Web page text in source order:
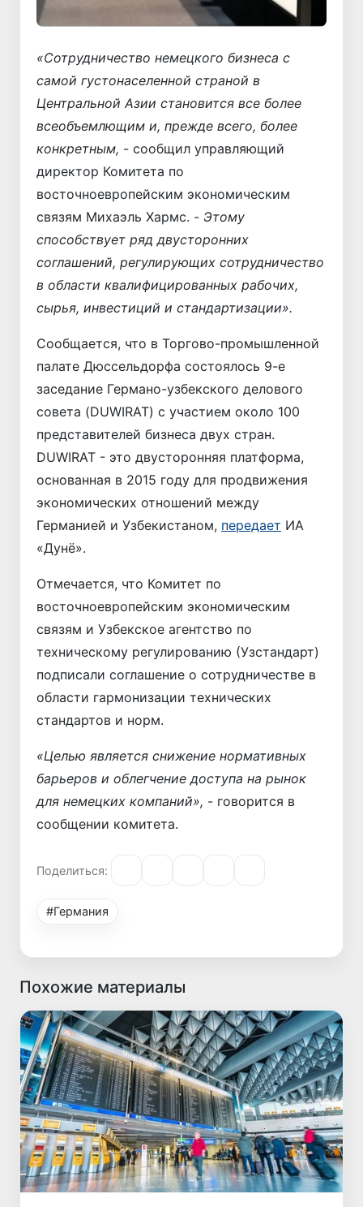
«Сотрудничество немецкого бизнеса с
самой густонаселенной страной в
Центральной Азии становится все более
всеобъемлющим и, прежде всего, более
конкретным, - сообщил управляющий
директор Комитета по
восточноевропейским экономическим
связям Михаэль Хармс. - Этому
способствует ряд двусторонних
соглашений, регулирующих сотрудничество
в области квалифицированных рабочих,
сырья, инвестиций и стандартизации».
Сообщается, что в Торгово-промышленной
палате Дюссельдорфа состоялось 9-е
заседание Германо-узбекского делового
совета (DUWIRAT) с участием около 100
представителей бизнеса двух стран.
DUWIRAT - это двусторонняя платформа,
основанная в 2015 году для продвижения
экономических отношений между
Германией и Узбекистаном, передает ИА
«Дунё».
Отмечается, что Комитет по
восточноевропейским экономическим
связям и Узбекское агентство по
техническому регулированию (Узстандарт)
подписали соглашение о сотрудничестве в
области гармонизации технических
стандартов и норм.
«Целью является снижение нормативных
барьеров и облегчение доступа на рынок
для немецких компаний», - говорится в
сообщении комитета.
Поделиться:
#Германия
Похожие материалы